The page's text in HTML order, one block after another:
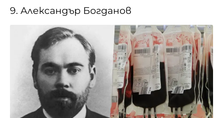
9. Александър Богданов